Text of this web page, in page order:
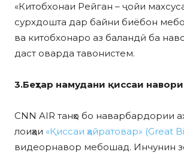
«Китобхонаи Рейган – ҷойи
сурхдошта дар байни биёбон
ва китобхонаро аз баландӣ ба
даст оварда тавонистем.
3.Беҳтар намудани қиссаи навори
CNN AIR танҳо бо наварбардории
лоиҳаи «Қиссаи ҳайратовар» (Great
видеорнавор мебошад. Инчунин